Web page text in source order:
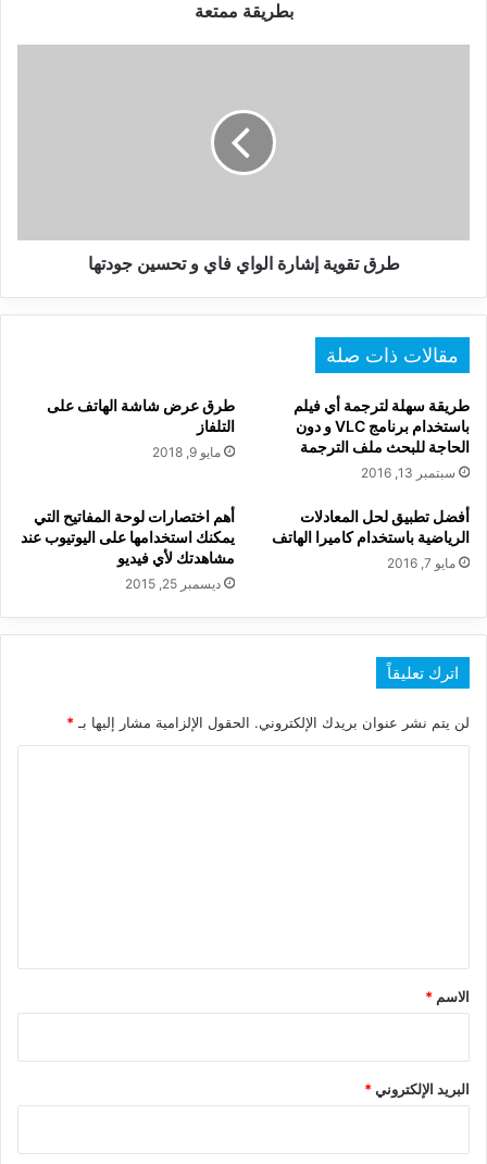
بطريقة ممتعة
طرق تقوية إشارة الواي فاي و تحسين جودتها
مقالات ذات صلة
طريقة سهلة لترجمة أي فيلم
باستخدام برنامج VLC و دون
الحاجة للبحث ملف الترجمة
سبتمبر 13, 2016
طرق عرض شاشة الهاتف على
التلفاز
مايو 9, 2018
أفضل تطبيق لحل المعادلات
الرياضية باستخدام كاميرا الهاتف
مايو 7, 2016
أهم اختصارات لوحة المفاتيح التي
يمكنك استخدامها على اليوتيوب عند
مشاهدتك لأي فيديو
ديسمبر 25, 2015
اترك تعليقاً
لن يتم نشر عنوان بريدك الإلكتروني. الحقول الإلزامية مشار إليها بـ *
*
الاسم *
البريد الإلكتروني*